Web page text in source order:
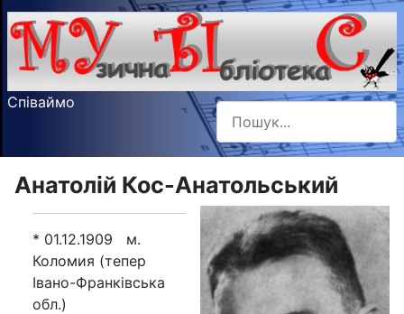
Співаймо Пошук
Type 2 or more characters
Анатолій Кос-Анатольський
* 01.12.1909 м.
Коломия (тепер
Івано-Франківська
обл.)